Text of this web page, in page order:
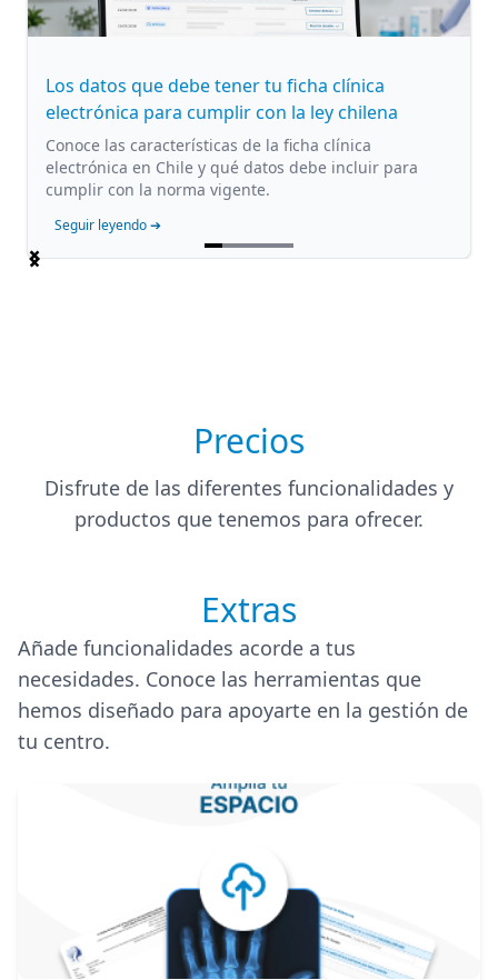
Los datos que debe tener tu ficha clínica
electrónica para cumplir con la ley chilena
Conoce las características de la ficha clínica
electrónica en Chile y qué datos debe incluir para
cumplir con la norma vigente.
Seguir leyendo ➔
Item
Precios
Disfrute de las diferentes funcionalidades y
productos que tenemos para ofrecer.
Extras
Añade funcionalidades acorde a tus
necesidades. Conoce las herramientas que
hemos diseñado para apoyarte en la gestión de
tu centro.